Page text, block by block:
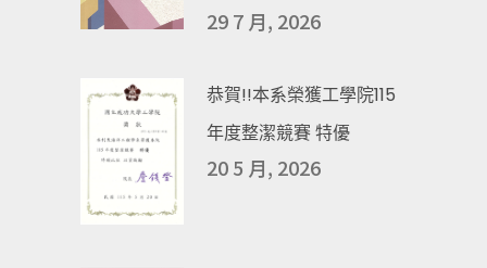
29 7 月, 2026
恭賀!!本系榮獲工學院115
年度整潔競賽 特優
20 5 月, 2026